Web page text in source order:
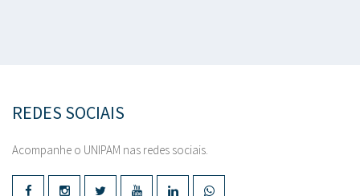
REDES SOCIAIS
Acompanhe o UNIPAM nas redes sociais.